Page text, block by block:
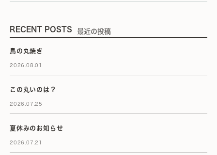
RECENT POSTS 最近の投稿
鳥の丸焼き
2026.08.01
この丸いのは？
2026.07.25
夏休みのお知らせ
2026.07.21